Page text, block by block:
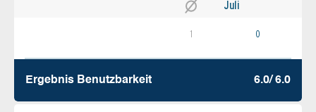
Juli
1 0
Ergebnis Benutz­barkeit 6.0/ 6.0